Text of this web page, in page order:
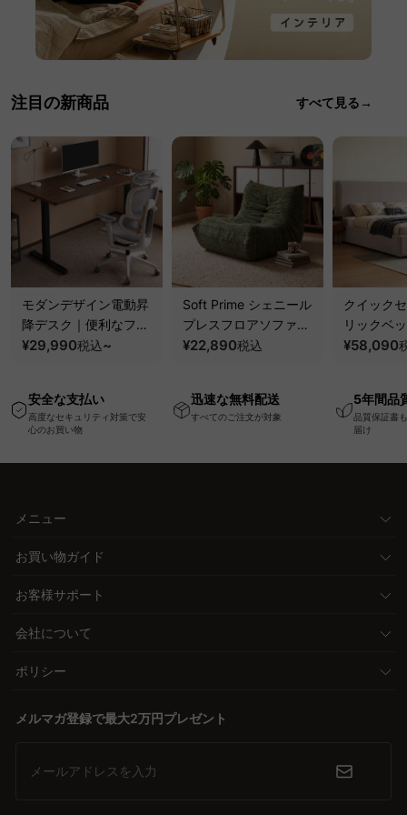
注目の新商品 すべて見る→
モダンデザイン電動昇
降デスク｜便利なフッ
ク・コンセント・
ー機能搭載ワークデス
ク
¥29,990税込~
Soft Prime シェニール
プレスフロアソファ｜
圧縮梱包で搬入しやす
ァ
¥22,890税込
クイック
リックベ
要で組み
¥58,090
安全な支払い
高度なセキュリティ対策で安
心のお買い物
迅速な無料配送
すべてのご注文が対象
5年間品
品質保証書
届け
メニュー
お買い物ガイド
お客様サポート
会社について
ポリシー
メルマガ登録で最大2万円プレゼント
メールアドレスを入力